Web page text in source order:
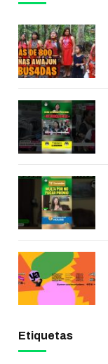
Etiquetas